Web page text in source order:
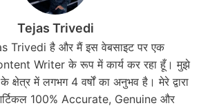
Tejas Trivedi
Trivedi है और मैं इस वेबसाइट पर एक
Writer के रूप में कार्य कर रहा हूँ। मुझे
में लगभग 4 वर्षों का अनुभव है। मेरे द्वारा
100% Accurate, Genuine और